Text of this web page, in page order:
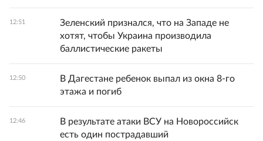
12:51
Зеленский признался, что на Западе не
хотят, чтобы Украина производила
баллистические ракеты
12:50
В Дагестане ребенок выпал из окна 8-го
этажа и погиб
12:46
В результате атаки ВСУ на Новороссийск
есть один пострадавший